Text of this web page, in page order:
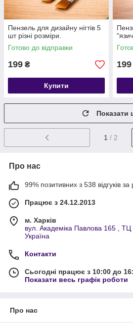
Пензель для дизайну нігтів 5
шт різні розміри.
Готово до відправки
199 ₴
Купити
199
Показати
1 / 2
Про нас
99% позитивних з 538 відгуків за
Працює з 24.12.2013
м. Харків
вул. Академіка Павлова 165 , ТЦ
Україна
Контакти
Сьогодні працює з 10:00 до
Показати весь графік роботи
Про нас